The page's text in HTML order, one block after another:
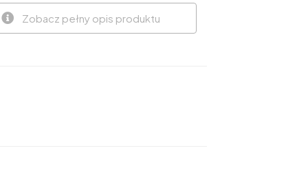
Zobacz pełny opis produktu